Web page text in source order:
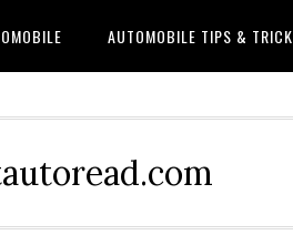
AUTOMOBILE TIPS & TRICK